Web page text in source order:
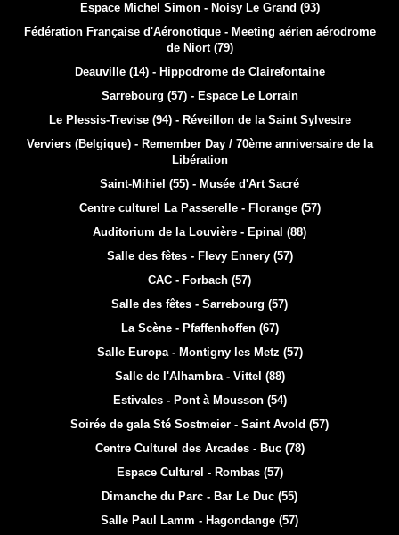
Espace Michel Simon - Noisy Le Grand (93)
Fédération Française d'Aéronotique - Meeting aérien aérodrome
de Niort (79)
Deauville (14) - Hippodrome de Clairefontaine
Sarrebourg (57) - Espace Le Lorrain
Le Plessis-Trevise (94) - Réveillon de la Saint Sylvestre
Verviers (Belgique) - Remember Day / 70ème anniversaire de la
Libération
Saint-Mihiel (55) - Musée d'Art Sacré
Centre culturel La Passerelle - Florange (57)
Auditorium de la Louvière - Epinal (88)
Salle des fêtes - Flevy Ennery (57)
CAC - Forbach (57)
Salle des fêtes - Sarrebourg (57)
La Scène - Pfaffenhoffen (67)
Salle Europa - Montigny les Metz (57)
Salle de l'Alhambra - Vittel (88)
Estivales - Pont à Mousson (54)
Soirée de gala Sté Sostmeier - Saint Avold (57)
Centre Culturel des Arcades - Buc (78)
Espace Culturel - Rombas (57)
Dimanche du Parc - Bar Le Duc (55)
Salle Paul Lamm - Hagondange (57)